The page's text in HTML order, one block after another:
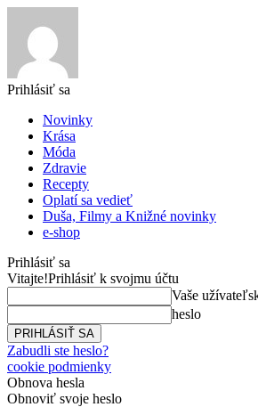
Prihlásiť sa
Novinky
Krása
Móda
Zdravie
Recepty
Oplatí sa vedieť
Duša, Filmy a Knižné novinky
e-shop
Prihlásiť sa
Vitajte!Prihlásiť k svojmu účtu
Vaše
heslo
Zabudli ste heslo?
cookie podmienky
Obnova hesla
Obnoviť svoje heslo